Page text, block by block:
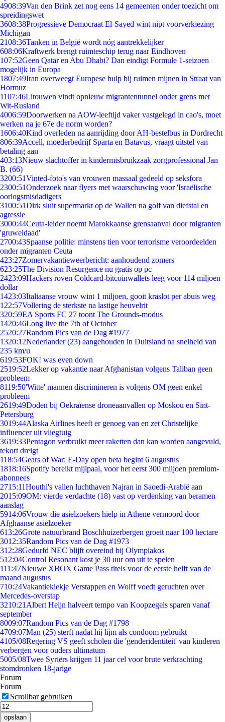
4908:39Van den Brink zet nog eens 14 gemeenten onder toezicht om
spreidingswet
3608:38Progressieve Democraat El-Sayed wint nipt voorverkiezing
Michigan
2108:36Tanken in België wordt nóg aantrekkelijker
608:06Kraftwerk brengt ruimteschip terug naar Eindhoven
107:52Geen Qatar en Abu Dhabi? Dan eindigt Formule 1-seizoen
mogelijk in Europa
1807:49Iran overweegt Europese hulp bij ruimen mijnen in Straat van
Hormuz
1107:46Litouwen vindt opnieuw migrantentunnel onder grens met
Wit-Rusland
4006:59Doorwerken na AOW-leeftijd vaker vastgelegd in cao's, moet
werken na je 67e de norm worden?
1606:40Kind overleden na aanrijding door AH-bestelbus in Dordrecht
806:39Accell, moederbedrijf Sparta en Batavus, vraagt uitstel van
betaling aan
403:13Nieuw slachtoffer in kindermisbruikzaak zorgprofessional Jan
B. (66)
3200:51Vinted-foto's van vrouwen massaal gedeeld op seksfora
2300:51Onderzoek naar flyers met waarschuwing voor 'Israëlische
oorlogsmisdadigers'
3100:51Dirk sluit supermarkt op de Wallen na golf van diefstal en
agressie
3000:44Ceuta-leider noemt Marokkaanse grensaanval door migranten
'gruweldaad'
2700:43Spaanse politie: minstens tien voor terrorisme veroordeelden
onder migranten Ceuta
423:27Zomervakantieweerbericht: aanhoudend zomers
623:25The Division Resurgence nu gratis op pc
2423:09Hackers roven Coldcard-bitcoinwallets leeg voor 114 miljoen
dollar
1423:03Italiaanse vrouw wint 1 miljoen, gooit kraslot per abuis weg
1 22:57Vollering de sterkste na lastige heuvelrit
320:59EA Sports FC 27 toont The Grounds-modus
1420:46Long live the 7th of October
2520:27Random Pics van de Dag #1977
1320:12Nederlander (23) aangehouden in Duitsland na snelheid van
235 km/u
619:53FOK! was even down
2519:52Lekker op vakantie naar Afghanistan volgens Taliban geen
probleem
8119:50'Witte' mannen discrimineren is volgens OM geen enkel
probleem
2619:49Doden bij Oekraïense droneaanvallen op Moskou en Sint-
Petersburg
3019:44Alaska Airlines heeft er genoeg van en zet Christelijke
influencer uit vliegtuig
3619:33Pentagon verbruikt meer raketten dan kan worden aangevuld,
tekort dreigt
118:54Gears of War: E-Day open beta begint 6 augustus
1818:16Spotify bereikt mijlpaal, voor het eerst 300 miljoen premium-
abonnees
2715:11Houthi's vallen luchthaven Najran in Saoedi-Arabië aan
2015:09OM: vierde verdachte (18) vast op verdenking van beramen
aanslag
5914:06Vrouw die asielzoekers hielp in Athene vermoord door
Afghaanse asielzoeker
613:26Grote natuurbrand Boschhuizerbergen groeit naar 100 hectare
3012:35Random Pics van de Dag #1973
312:28Gedurfd NEC blijft overeind bij Olympiakos
512:04Control Resonant kost je 30 uur om uit te spelen
111:47Nieuwe XBOX Game Pass titels voor de eerste helft van de
maand augustus
710:24Vakantiekiekje Verstappen en Wolff voedt geruchten over
Mercedes-overstap
3210:21 Albert Heijn halveert tempo van Koopzegels sparen vanaf
september
8009:07Random Pics van de Dag #1798
4709:07Man (25) sterft nadat hij lijm als condoom gebruikt
4105/08Regering VS geeft scholen die 'genderidentiteit' van kinderen
verbergen voor ouders ultimatum
5005/08Twee Syriërs krijgen 11 jaar cel voor brute verkrachting
stomdronken 18-jarige
Forum
Forum
Scrollbar gebruiken
opslaan